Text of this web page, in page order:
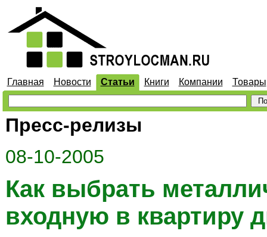
Главная Новости Статьи Книги Компании Товары
Пресс-релизы
08-10-2005
Как выбрать
входную в квартиру